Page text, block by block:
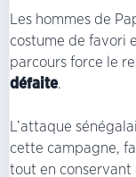
Les hommes de
costume de favori
parcours force le
défaite.
L’attaque
cette campagne,
tout en conservant